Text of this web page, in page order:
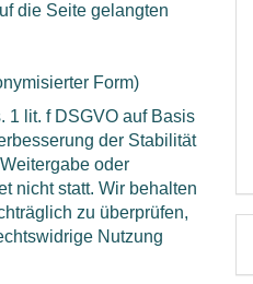
die Seite gelangten
Form)
1 lit. f DSGVO auf Basis
der Stabilität
oder
nicht statt. Wir behalten
zu überprüfen,
Nutzung